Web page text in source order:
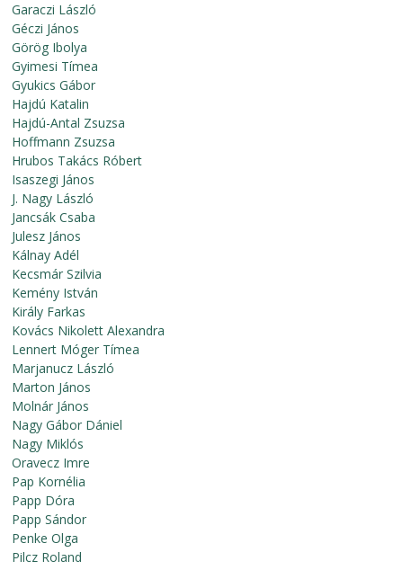
Garaczi László
Géczi János
Görög Ibolya
Gyimesi Tímea
Gyukics Gábor
Hajdú Katalin
Hajdú-Antal Zsuzsa
Hoffmann Zsuzsa
Hrubos Takács Róbert
Isaszegi János
J. Nagy László
Jancsák Csaba
Julesz János
Kálnay Adél
Kecsmár Szilvia
Kemény István
Király Farkas
Kovács Nikolett Alexandra
Lennert Móger Tímea
Marjanucz László
Marton János
Molnár János
Nagy Gábor Dániel
Nagy Miklós
Oravecz Imre
Pap Kornélia
Papp Dóra
Papp Sándor
Penke Olga
Pilcz Roland